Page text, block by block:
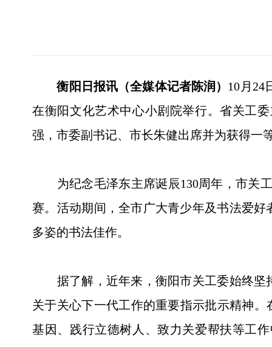
衡阳日报讯（全媒体记者陈润） 10月24
在衡阳文化艺术中心小剧院举行。省关工
强，市委副书记、市长朱健出席并为获得一
为纪念毛泽东主席诞辰130周年，市关工
赛。活动期间，全市广大青少年及书法爱
多姿的书法佳作。
据了解，近年来，衡阳市关工委始终坚
关于关心下一代工作的重要指示批示精神
基因、践行立德树人、致力关爱帮扶等工